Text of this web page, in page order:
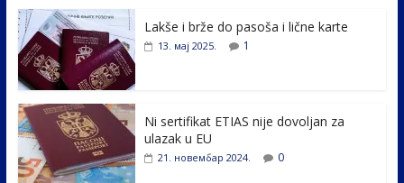
e
b
o
o
k
itt
er e
er ar
e
Lakše i brže do pasoša i lične karte
13. мај 2025. 1
Ni sertifikat ETIAS nije dovoljan za
ulazak u EU
21. новембар 2024. 0